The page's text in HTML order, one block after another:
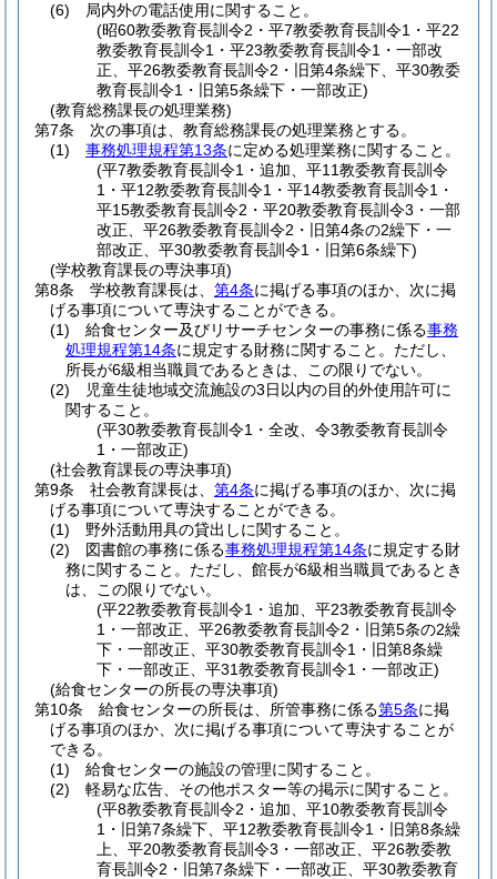
(6)
局内外の電話使用に関すること。
(昭60教委教育長訓令2・平7教委教育長訓令1・平22
教委教育長訓令1・平23教委教育長訓令1・一部改
正、平26教委教育長訓令2・旧第4条繰下、平30教委
教育長訓令1・旧第5条繰下・一部改正)
(教育総務課長の処理業務)
第7条
次の事項は、教育総務課長の処理業務とする。
(1)
事務処理規程第13条に定める処理業務に関すること。
(平7教委教育長訓令1・追加、平11教委教育長訓令
1・平12教委教育長訓令1・平14教委教育長訓令1・
平15教委教育長訓令2・平20教委教育長訓令3・一部
改正、平26教委教育長訓令2・旧第4条の2繰下・一
部改正、平30教委教育長訓令1・旧第6条繰下)
(学校教育課長の専決事項)
第8条
学校教育課長は、 第4条に掲げる事項のほか、次に掲
げる事項について専決することができる。
(1)
給食センター及びリサーチセンターの事務に係る事務
処理規程第14条に規定する財務に関すること。 ただし、
所長が6級相当職員であるときは、この限りでない。
(2)
児童生徒地域交流施設の3日以内の目的外使用許可に
関すること。
(平30教委教育長訓令1・全改、令3教委教育長訓令
1・一部改正)
(社会教育課長の専決事項)
第9条
社会教育課長は、 第4条に掲げる事項のほか、次に掲
げる事項について専決することができる。
(1)
野外活動用具の貸出しに関すること。
(2)
図書館の事務に係る事務処理規程第14条に規定する財
務に関すること。 ただし、館長が6級相当職員であるとき
は、この限りでない。
(平22教委教育長訓令1・追加、平23教委教育長訓令
1・一部改正、平26教委教育長訓令2・旧第5条の2繰
下・一部改正、平30教委教育長訓令1・旧第8条繰
下・一部改正、平31教委教育長訓令1・一部改正)
(給食センターの所長の専決事項)
第10条
給食センターの所長は、所管事務に係る第5条に掲
げる事項のほか、次に掲げる事項について専決することが
できる。
(1)
給食センターの施設の管理に関すること。
(2)
軽易な広告、その他ポスター等の掲示に関すること。
(平8教委教育長訓令2・追加、平10教委教育長訓令
1・旧第7条繰下、平12教委教育長訓令1・旧第8条繰
上、平20教委教育長訓令3・一部改正、平26教委教
育長訓令2・旧第7条繰下・一部改正、平30教委教育